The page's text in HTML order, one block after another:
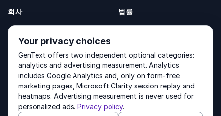
회사
소개
문의
제품
법률
Terms of Service
Other products by GenText Group:LexDraft· MentalNote
Your privacy choices
GenText offers two independent optional categories:
analytics and advertising measurement. Analytics
includes Google Analytics and, only on form-free
marketing pages, Microsoft Clarity session replay and
heatmaps. Advertising measurement is never used for
personalized ads. Privacy policy.